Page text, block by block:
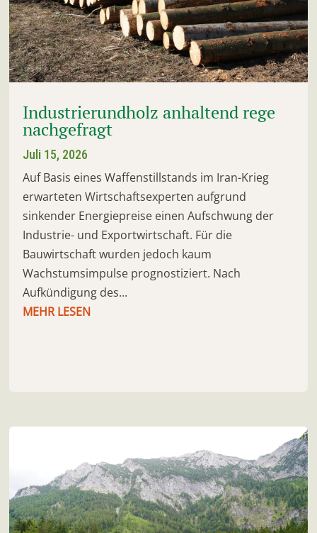
Industrierundholz anhaltend rege
nachgefragt
Juli 15, 2026
Auf Basis eines Waffenstillstands im Iran-Krieg
erwarteten Wirtschaftsexperten aufgrund
sinkender Energiepreise einen Aufschwung der
Industrie- und Exportwirtschaft. Für die
Bauwirtschaft wurden jedoch kaum
Wachstumsimpulse prognostiziert. Nach
Aufkündigung des...
MEHR LESEN